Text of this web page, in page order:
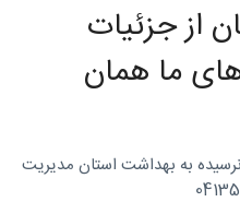
از جزئیات
ما همان
نرسیده به بهداشت استان مدیریت